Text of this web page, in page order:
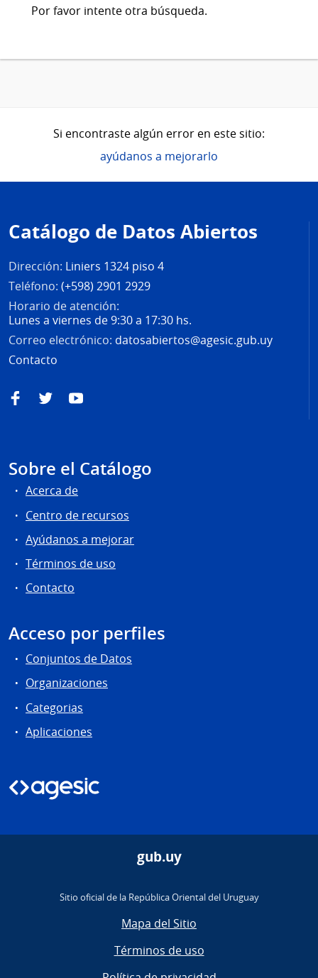
Por favor intente otra búsqueda.
Si encontraste algún error en este sitio:
ayúdanos a mejorarlo
de
página
Catálogo de Datos Abiertos
Dirección: Liniers 1324 piso 4
Teléfono: (+598) 2901 2929
Horario de atención:
Lunes a viernes de 9:30 a 17:30 hs.
Correo electrónico: datosabiertos@agesic.gub.uy
Contacto
FacebookTwitterYouTube
Sobre el Catálogo
Acerca de
Centro de recursos
Ayúdanos a mejorar
Términos de uso
Contacto
Acceso por perfiles
Conjuntos de Datos
Organizaciones
Categorias
Aplicaciones
gub.uy
Sitio oficial de la República Oriental del Uruguay
Mapa del Sitio
Términos de uso